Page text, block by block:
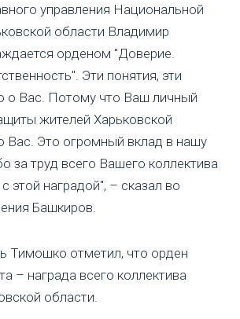
управления Национальной
области Владимир
орденом "Доверие.
Эти понятия, эти
о Вас. Потому что Ваш личный
жителей Харьковской
Вас. Это огромный вклад в нашу
за труд всего Вашего коллектива
этой наградой", – сказал во
Башкиров.
Тимошко отметил, что орден
– награда всего коллектива
области.